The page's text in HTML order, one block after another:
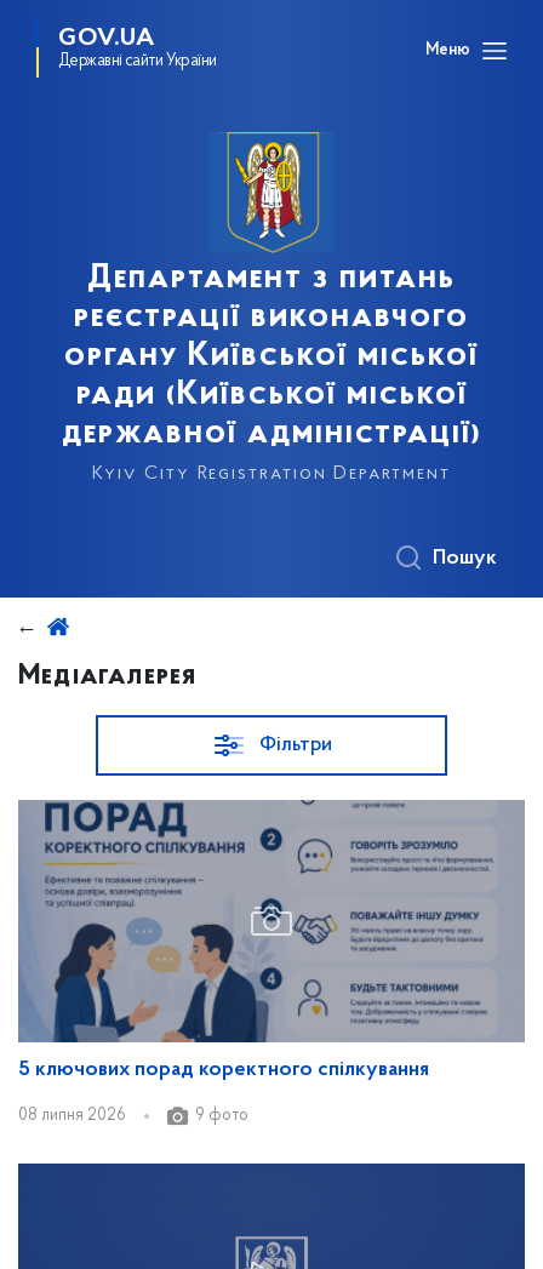
GOV.UA
Державні сайти України
Меню
Департамент з питань
реєстрації виконавчого
органу Київської міської
ради (Київської міської
державної адміністрації)
Kyiv City Registration Department
Пошук
Медіагалерея
Фільтри
5 ключових порад коректного спілкування
08 липня 2026 9 фото